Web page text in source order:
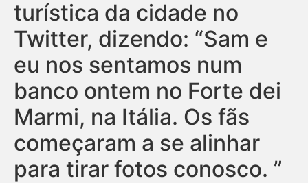
turística da cidade no
Twitter, dizendo: “Sam e
eu nos sentamos num
banco ontem no Forte dei
Marmi, na Itália. Os fãs
começaram a se alinhar
para tirar fotos conosco. ”